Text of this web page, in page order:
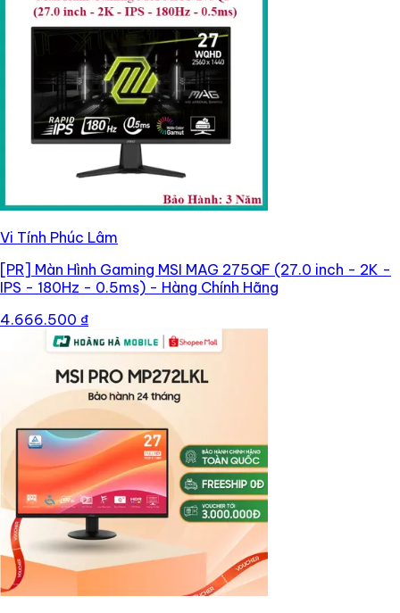
Vi Tính Phúc Lâm
[PR] Màn Hình Gaming MSI MAG 275QF (27.0 inch - 2K -
IPS - 180Hz - 0.5ms) - Hàng Chính Hãng
4.666.500 ₫